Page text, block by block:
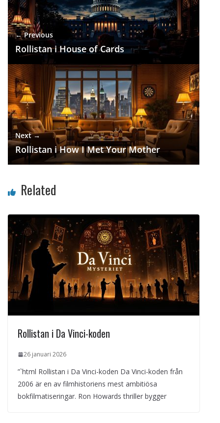
← Previous
Rollistan i House of Cards
Next →
Rollistan i How I Met Your Mother
Related
Rollistan i Da Vinci-koden
26 januari 2026
”`html Rollistan i Da Vinci-koden Da Vinci-koden från
2006 är en av filmhistoriens mest ambitiösa
bokfilmatiseringar. Ron Howards thriller bygger